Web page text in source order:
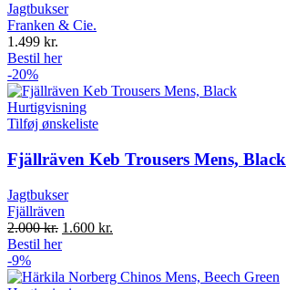
Jagtbukser
Franken & Cie.
1.499 kr.
Bestil her
-20%
Hurtigvisning
Tilføj ønskeliste
Fjällräven Keb Trousers Mens, Black
Jagtbukser
Fjällräven
2.000kr. Original
price
2.000 kr..
1.600 kr.
1.600 kr..
Bestil her
-9%